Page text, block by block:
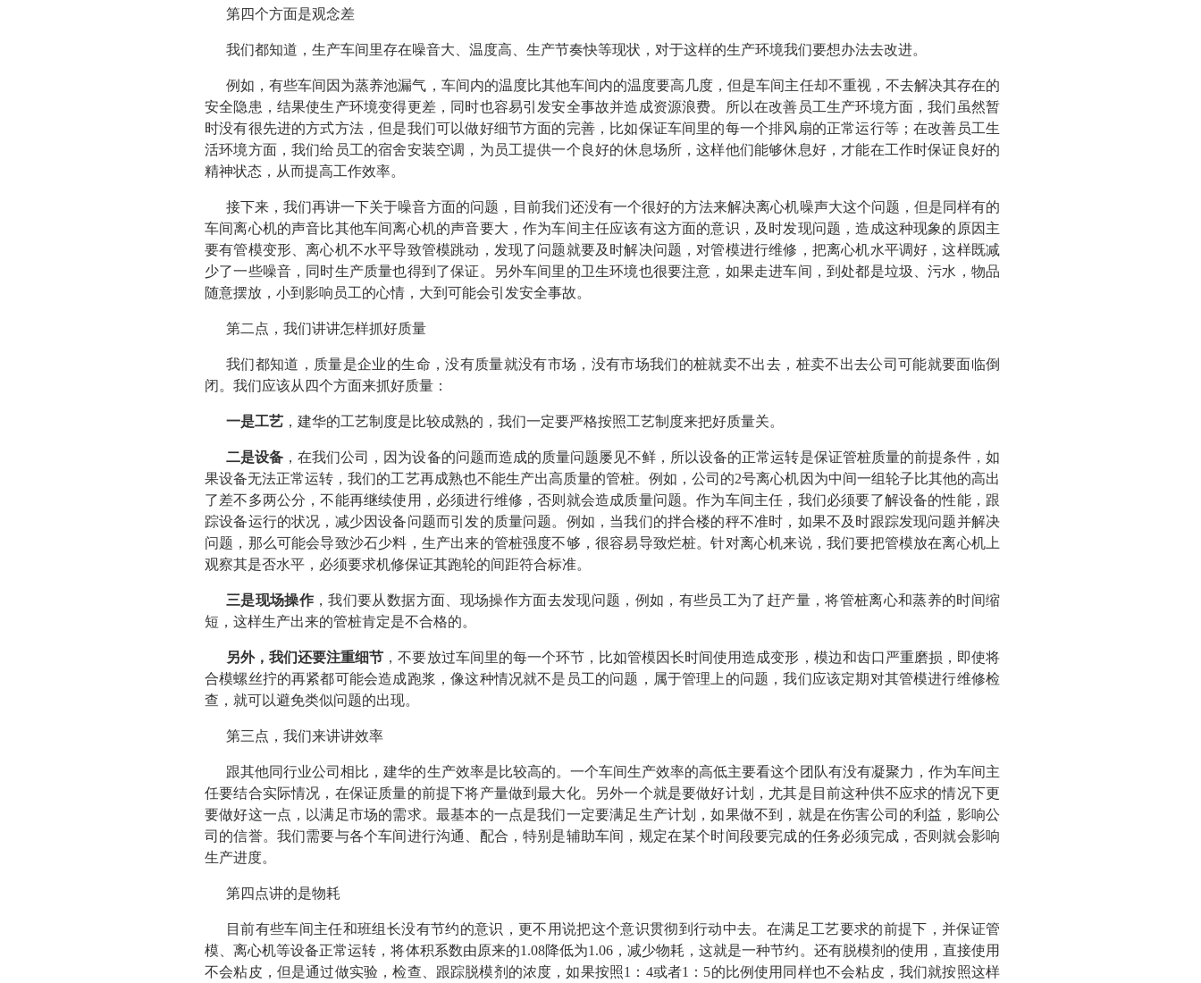
第四个方面是观念差
我们都知道，生产车间里存在噪音大、温度高、生产节奏快等现状，对于这样的生产环境我们要想办法去改进。
例如，有些车间因为蒸养池漏气，车间内的温度比其他车间内的温度要高几度，但是车间主任却不重视，不去解决其存在的
安全隐患，结果使生产环境变得更差，同时也容易引发安全事故并造成资源浪费。所以在改善员工生产环境方面，我们虽然暂
时没有很先进的方式方法，但是我们可以做好细节方面的完善，比如保证车间里的每一个排风扇的正常运行等；在改善员工生
活环境方面，我们给员工的宿舍安装空调，为员工提供一个良好的休息场所，这样他们能够休息好，才能在工作时保证良好的
精神状态，从而提高工作效率。
接下来，我们再讲一下关于噪音方面的问题，目前我们还没有一个很好的方法来解决离心机噪声大这个问题，但是同样有的
车间离心机的声音比其他车间离心机的声音要大，作为车间主任应该有这方面的意识，及时发现问题，造成这种现象的原因主
要有管模变形、离心机不水平导致管模跳动，发现了问题就要及时解决问题，对管模进行维修，把离心机水平调好，这样既减
少了一些噪音，同时生产质量也得到了保证。另外车间里的卫生环境也很要注意，如果走进车间，到处都是垃圾、污水，物品
随意摆放，小到影响员工的心情，大到可能会引发安全事故。
第二点，我们讲讲怎样抓好质量
我们都知道，质量是企业的生命，没有质量就没有市场，没有市场我们的桩就卖不出去，桩卖不出去公司可能就要面临倒
闭。我们应该从四个方面来抓好质量：
一是工艺 ，建华的工艺制度是比较成熟的，我们一定要严格按照工艺制度来把好质量关。
二是设备 ，在我们公司，因为设备的问题而造成的质量问题屡见不鲜，所以设备的正常运转是保证管桩质量的前提条件，如
果设备无法正常运转，我们的工艺再成熟也不能生产出高质量的管桩。例如，公司的2号离心机因为中间一组轮子比其他的高出
了差不多两公分，不能再继续使用，必须进行维修，否则就会造成质量问题。作为车间主任，我们必须要了解设备的性能，跟
踪设备运行的状况，减少因设备问题而引发的质量问题。例如，当我们的拌合楼的秤不准时，如果不及时跟踪发现问题并解决
问题，那么可能会导致沙石少料，生产出来的管桩强度不够，很容易导致烂桩。针对离心机来说，我们要把管模放在离心机上
观察其是否水平，必须要求机修保证其跑轮的间距符合标准。
三是现场操作 ，我们要从数据方面、现场操作方面去发现问题，例如，有些员工为了赶产量，将管桩离心和蒸养的时间缩
短，这样生产出来的管桩肯定是不合格的。
另外，我们还要注重细节 ，不要放过车间里的每一个环节，比如管模因长时间使用造成变形，模边和齿口严重磨损，即使将
合模螺丝拧的再紧都可能会造成跑浆，像这种情况就不是员工的问题，属于管理上的问题，我们应该定期对其管模进行维修检
查，就可以避免类似问题的出现。
第三点，我们来讲讲效率
跟其他同行业公司相比，建华的生产效率是比较高的。一个车间生产效率的高低主要看这个团队有没有凝聚力，作为车间主
任要结合实际情况，在保证质量的前提下将产量做到最大化。另外一个就是要做好计划，尤其是目前这种供不应求的情况下更
要做好这一点，以满足市场的需求。最基本的一点是我们一定要满足生产计划，如果做不到，就是在伤害公司的利益，影响公
司的信誉。我们需要与各个车间进行沟通、配合，特别是辅助车间，规定在某个时间段要完成的任务必须完成，否则就会影响
生产进度。
第四点讲的是物耗
目前有些车间主任和班组长没有节约的意识，更不用说把这个意识贯彻到行动中去。在满足工艺要求的前提下，并保证管
模、离心机等设备正常运转，将体积系数由原来的1.08降低为1.06，减少物耗，这就是一种节约。还有脱模剂的使用，直接使用
不会粘皮，但是通过做实验，检查、跟踪脱模剂的浓度，如果按照1：4或者1：5的比例使用同样也不会粘皮，我们就按照这样